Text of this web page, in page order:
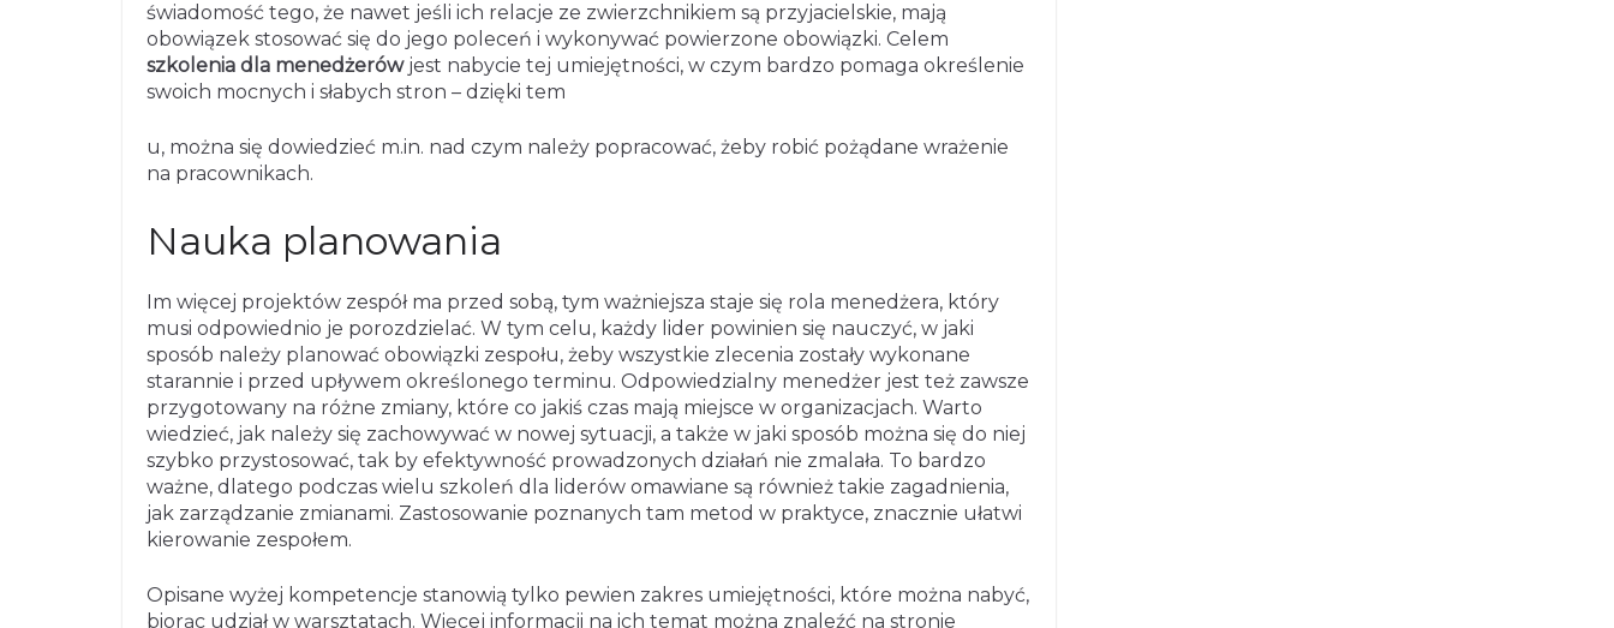
świadomość tego, że nawet jeśli ich relacje ze zwierzchnikiem są przyjacielskie, mają
obowiązek stosować się do jego poleceń i wykonywać powierzone obowiązki. Celem
szkolenia dla menedżerówjest nabycie tej umiejętności, w czym bardzo pomaga określenie
swoich mocnych i słabych stron – dzięki tem
u, można się dowiedzieć m.in. nad czym należy popracować, żeby robić pożądane wrażenie
na pracownikach.
Nauka planowania
Im więcej projektów zespół ma przed sobą, tym ważniejsza staje się rola menedżera, który
musi odpowiednio je porozdzielać. W tym celu, każdy lider powinien się nauczyć, w jaki
sposób należy planować obowiązki zespołu, żeby wszystkie zlecenia zostały wykonane
starannie i przed upływem określonego terminu. Odpowiedzialny menedżer jest też zawsze
przygotowany na różne zmiany, które co jakiś czas mają miejsce w organizacjach. Warto
wiedzieć, jak należy się zachowywać w nowej sytuacji, a także w jaki sposób można się do niej
szybko przystosować, tak by efektywność prowadzonych działań nie zmalała. To bardzo
ważne, dlatego podczas wielu szkoleń dla liderów omawiane są również takie zagadnienia,
jak zarządzanie zmianami. Zastosowanie poznanych tam metod w praktyce, znacznie ułatwi
kierowanie zespołem.
Opisane wyżej kompetencje stanowią tylko pewien zakres umiejętności, które można nabyć,
biorąc udział w warsztatach. Więcej informacji na ich temat można znaleźć na stronie